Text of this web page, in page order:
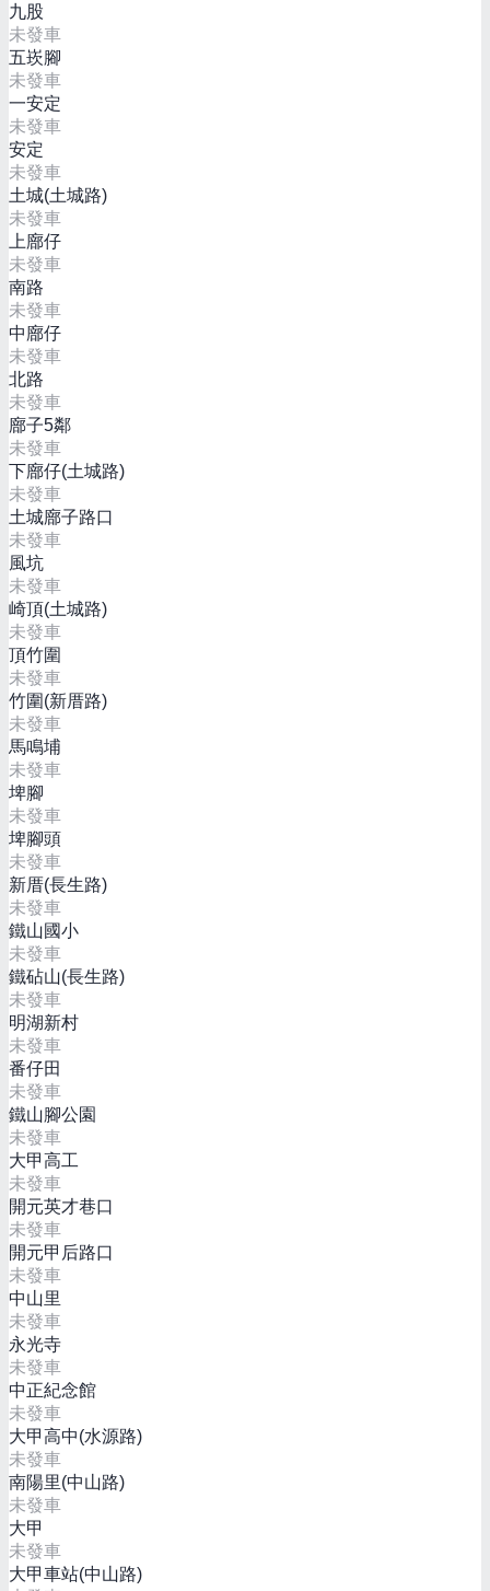
九股
未發車
五崁腳
未發車
一安定
未發車
安定
未發車
土城(土城路)
未發車
上廍仔
未發車
南路
未發車
中廍仔
未發車
北路
未發車
廍子5鄰
未發車
下廍仔(土城路)
未發車
土城廍子路口
未發車
風坑
未發車
崎頂(土城路)
未發車
頂竹圍
未發車
竹圍(新厝路)
未發車
馬鳴埔
未發車
埤腳
未發車
埤腳頭
未發車
新厝(長生路)
未發車
鐵山國小
未發車
鐵砧山(長生路)
未發車
明湖新村
未發車
番仔田
未發車
鐵山腳公園
未發車
大甲高工
未發車
開元英才巷口
未發車
開元甲后路口
未發車
中山里
未發車
永光寺
未發車
中正紀念館
未發車
大甲高中(水源路)
未發車
南陽里(中山路)
未發車
大甲
未發車
大甲車站(中山路)